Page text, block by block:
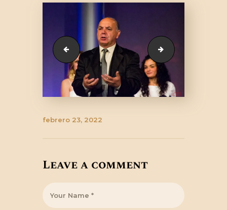
PROYECTOS
PREMIACIÓN
febrero 23, 2022
Leave a comment